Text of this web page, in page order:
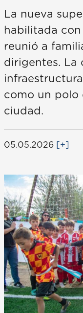
La nueva
habilitada
reunió a
dirigentes. La
como un polo
ciudad.
05.05.2026 [+]